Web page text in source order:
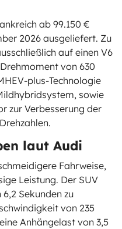
ab 99.150 €
2026 ausgeliefert. Zu
auf einen V6
von 630
plus-Technologie
sowie
zur Verbesserung der
laut Audi
Fahrweise,
Leistung. Der SUV
Sekunden zu
von 235
Anhängelast von 3,5